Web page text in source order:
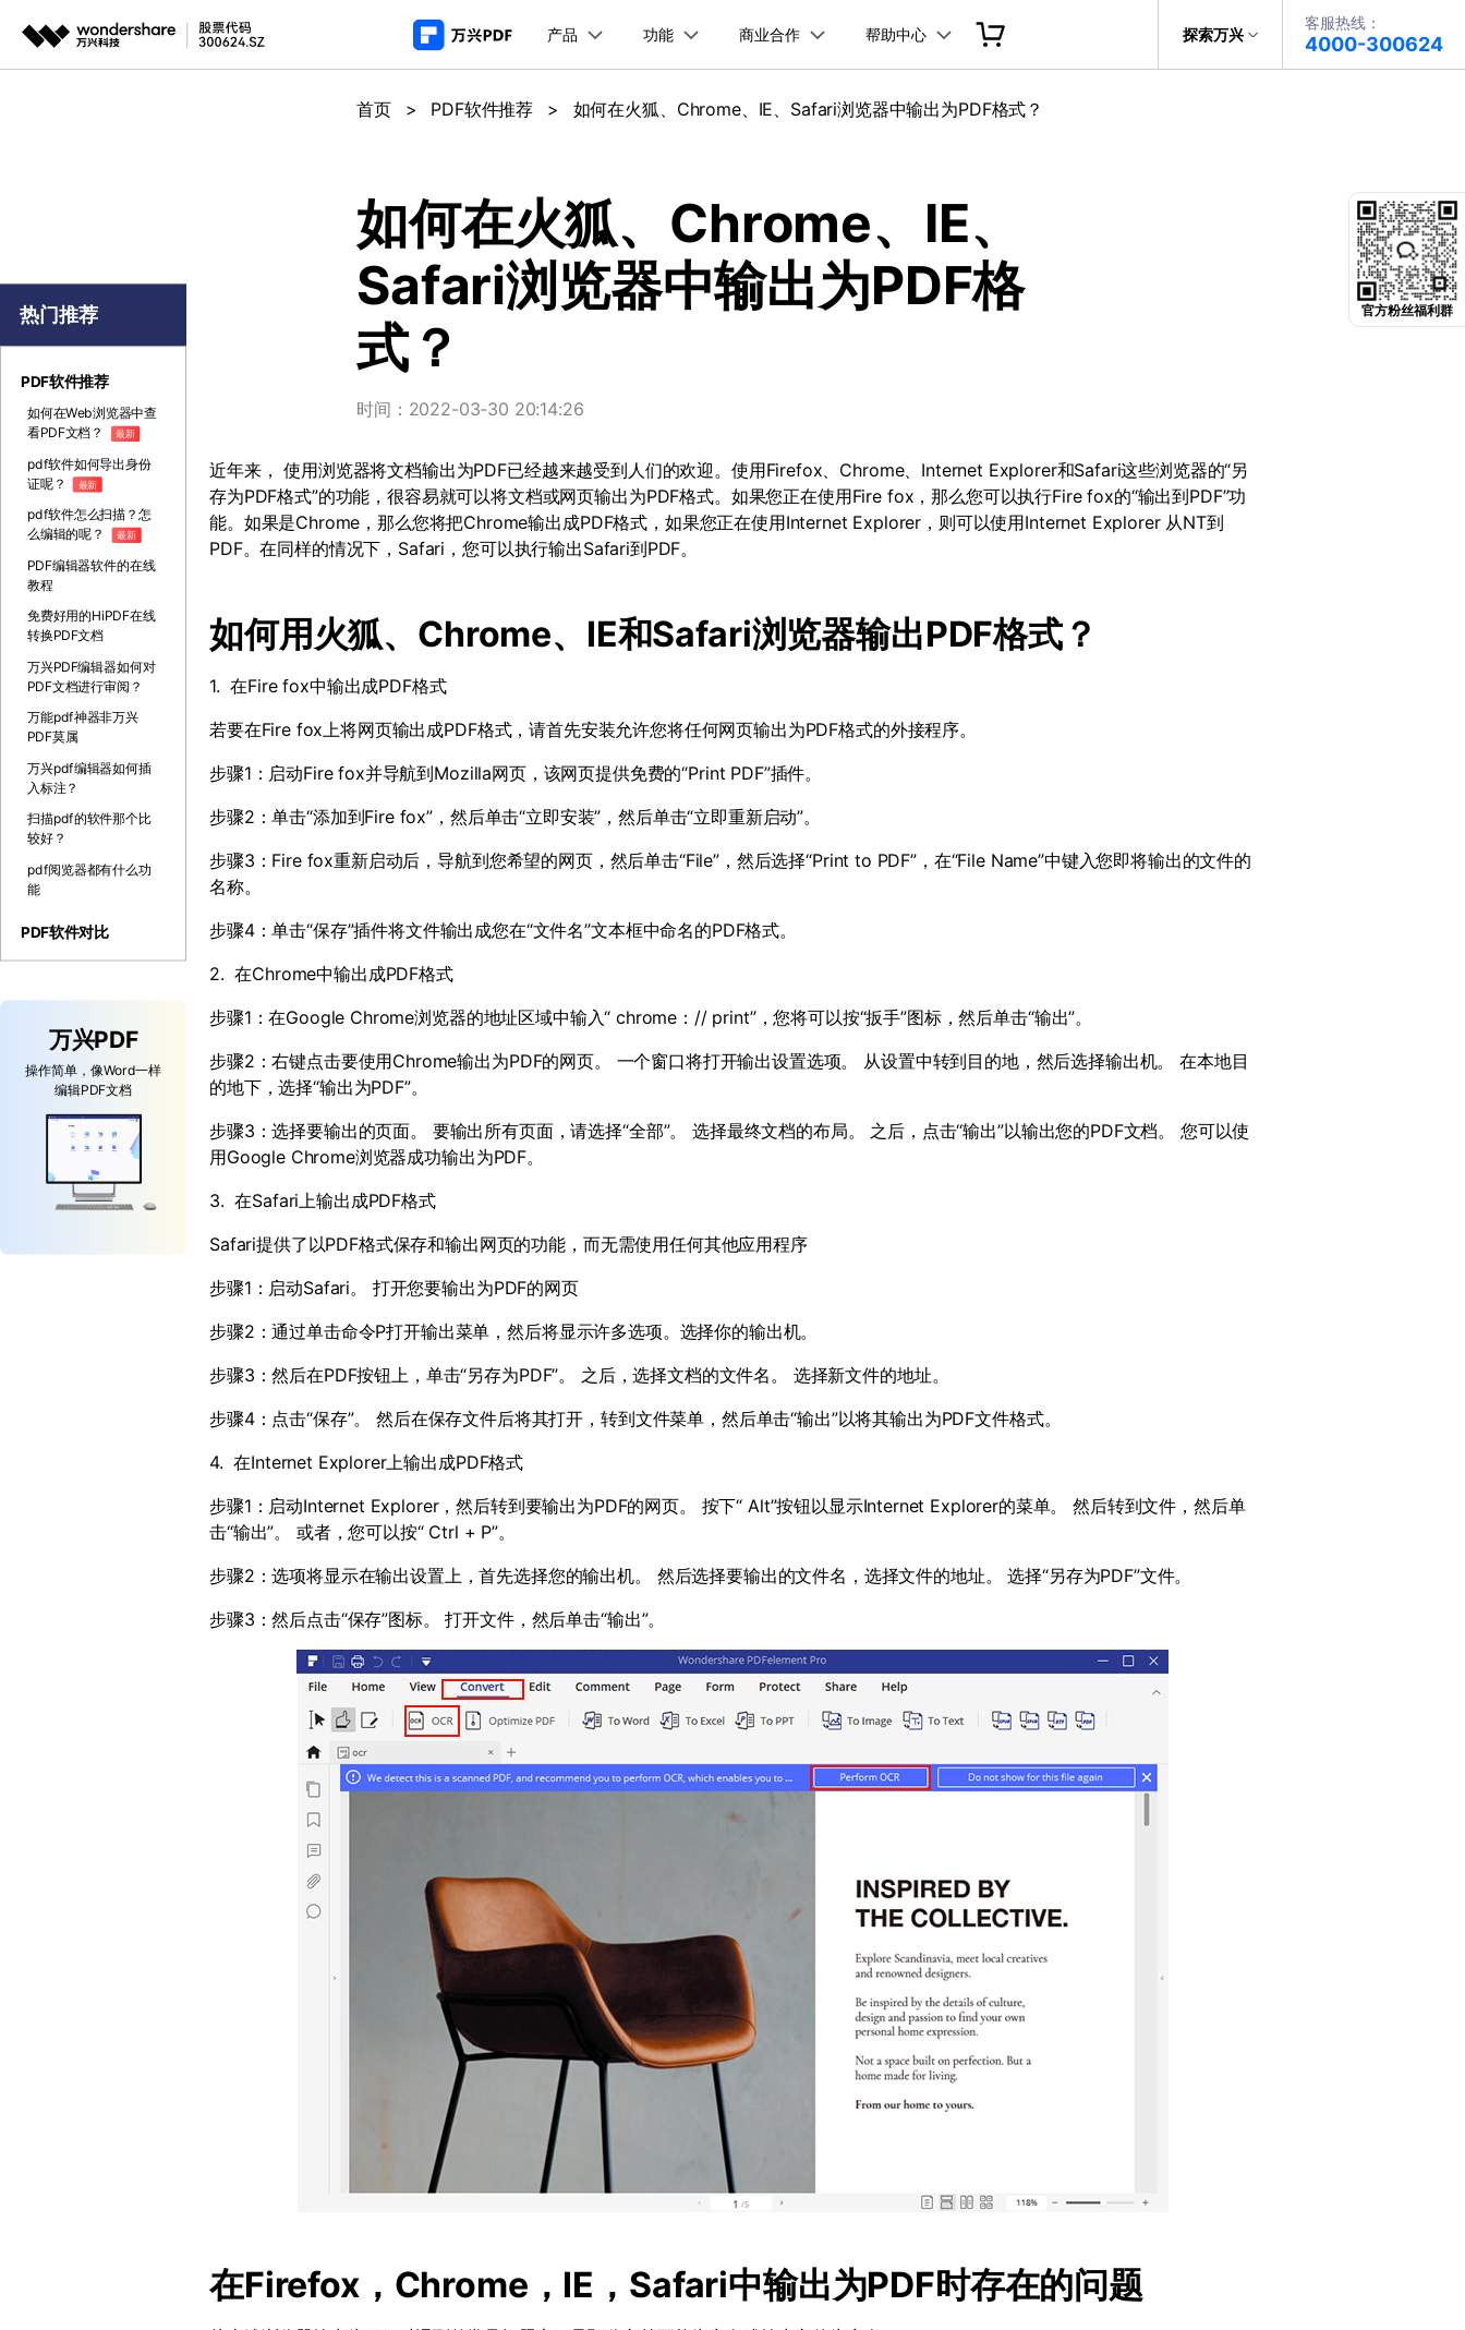
探索万兴
客服热线：
4000-300624
推荐产品
AI驱动的一站式精品影视内容创作平台
AI赋能，你也是剪辑大师
让照片动起来
万兴图示
一站式办公绘图利器
万兴脑图
基于云的跨端思维导图软件
万兴PDF
秒会的全能PDF编辑神器
万兴HiPDF
一站式在线PDF解决方案
简单高效的数据管理软件
万兴易修
视频/照片修复一站式解决方案
所有产品
政企服务
客户案例 视频创意 金融&银行 电力资源
新闻中心 关于万兴 加入我们 帮助中心
产品
桌面端
万兴PDF Mac版 万兴PDF iOS版
PDF开发工具
申请试用
免费下载
功能
PDF新功能 PDF合并工具
PDF加密 PDF批量工具
PDF提取页面
PDF页面调整
PDF文件创建
免费下载
商业合作
学校&教育 经销商招募
帮助中心
产品支持
常见问题 下载中心 02.转换PDF
03.编辑PDF
首页 > PDF软件推荐 > 如何在火狐、Chrome、IE、Safari浏览器中输出为PDF格式？
如何在火狐、Chrome、IE、
Safari浏览器中输出为PDF格
式？
时间：2022-03-30 20:14:26
近年来， 使用浏览器将文档输出为PDF已经越来越受到人们的欢迎。使用Firefox、 Chrome、 Internet Explorer和Safari这些浏览器的“另
存为PDF格式”的功能，很容易就可以将文档或网页输出为PDF格式。如果您正在使用Fire fox ，那么您可以执行Fire fox的“输出到PDF”功
能。如果是Chrome ，那么您将把Chrome输出成PDF格式，如果您正在使用Internet Explorer ，则可以使用Internet Explorer 从NT到
PDF。在同样的情况下， Safari ，您可以执行输出Safari到PDF。
如何用火狐、 Chrome、 IE和Safari浏览器输出PDF格式？
1. 在Fire fox中输出成PDF格式
若要在Fire fox上将网页输出成PDF格式，请首先安装允许您将任何网页输出为PDF格式的外接程序。
步骤1 ：启动Fire fox并导航到Mozilla网页，该网页提供免费的“Print PDF”插件。
步骤2 ：单击“添加到Fire fox”，然后单击“立即安装”，然后单击“立即重新启动”。
步骤3 ： Fire fox重新启动后，导航到您希望的网页，然后单击“File”，然后选择“Print to PDF”，在“File Name”中键入您即将输出的文件的
名称。
步骤4：单击“保存”插件将文件输出成您在“文件名”文本框中命名的PDF格式。
2. 在Chrome中输出成PDF格式
步骤1 ：在Google Chrome浏览器的地址区域中输入“ chrome ： // print”，您将可以按“扳手”图标，然后单击“输出”。
步骤2 ：右键点击要使用Chrome输出为PDF的网页。 一个窗口将打开输出设置选项。 从设置中转到目的地，然后选择输出机。 在本地目
的地下，选择“输出为PDF”。
步骤3 ：选择要输出的页面。 要输出所有页面，请选择“全部”。 选择最终文档的布局。 之后，点击“输出”以输出您的PDF文档。 您可以使
用Google Chrome浏览器成功输出为PDF。
3. 在Safari上输出成PDF格式
Safari提供了以PDF格式保存和输出网页的功能，而无需使用任何其他应用程序
步骤1 ：启动Safari。 打开您要输出为PDF的网页
步骤2 ：通过单击命令P打开输出菜单，然后将显示许多选项。选择你的输出机。
步骤3 ：然后在PDF按钮上，单击“另存为PDF”。 之后，选择文档的文件名。 选择新文件的地址。
步骤4：点击“保存”。 然后在保存文件后将其打开，转到文件菜单，然后单击“输出”以将其输出为PDF文件格式。
4. 在Internet Explorer上输出成PDF格式
步骤1 ：启动Internet Explorer，然后转到要输出为PDF的网页。 按下“ Alt”按钮以显示Internet Explorer的菜单。 然后转到文件，然后单
击“输出”。 或者，您可以按“Ctrl + P”。
步骤2 ：选项将显示在输出设置上，首先选择您的输出机。 然后选择要输出的文件名，选择文件的地址。 选择“另存为PDF”文件。
步骤3 ：然后点击“保存”图标。 打开文件，然后单击“输出”。
在Firefox， Chrome ， IE ， Safari中输出为PDF时存在的问题
热门推荐
PDF软件推荐
如何在Web浏览器中查
看PDF文档？
最新
pdf软件如何导出身份
证呢？
最新
pdf软件怎么扫描？怎
么编辑的呢？
最新
PDF编辑器软件的在线
教程
免费好用的HiPDF在线
转换PDF文档
万兴PDF编辑器如何对
PDF文档进行审阅？
万能pdf神器非万兴
PDF莫属
万兴pdf编辑器如何插
入标注？
扫描pdf的软件那个比
较好？
pdf阅览器都有什么功
能
PDF软件对比
万兴PDF
操作简单，像Word一样
编辑PDF文档
官方粉丝福利群